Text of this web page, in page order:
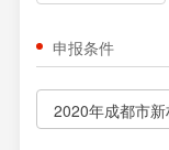
申报条件
2020年成都市